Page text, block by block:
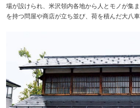
場が設けられ、米沢領内各地から人とモノが集
を持つ問屋や商店が立ち並び、荷を積んだ大八車